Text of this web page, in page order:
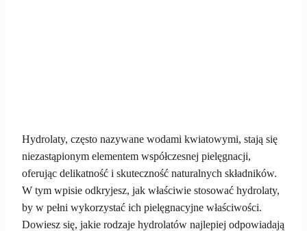
Hydrolaty, często nazywane wodami kwiatowymi, stają się
niezastąpionym elementem współczesnej pielęgnacji,
oferując delikatność i skuteczność naturalnych składników.
W tym wpisie odkryjesz, jak właściwie stosować hydrolaty,
by w pełni wykorzystać ich pielęgnacyjne właściwości.
Dowiesz się, jakie rodzaje hydrolatów najlepiej odpowiadają